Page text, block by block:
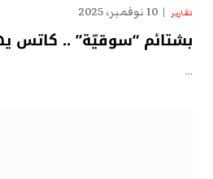
تقارير 10 نوفمبر، 2025
بشتائم “سوقيّة” .. كاتس
…